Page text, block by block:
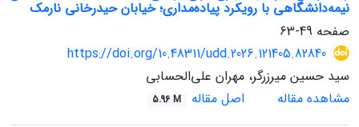
نیمه‌دانشگاهی با رویکرد پیاده‌مداری؛ خیابان حیدرخانی نارمک
صفحه 49-63
https://doi.org/10.48311/udd.2026.121405.82840
سید حسین میرزرگر، مهران علی‌الحسابی
مشاهده مقاله
اصل مقاله 5.96 M